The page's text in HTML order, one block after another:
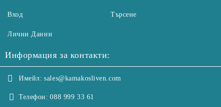
Вход Търсене
Лични Данни
Информация за контакти:
Имейл: sales@kamakosliven.com
Телефон: 088 999 33 61